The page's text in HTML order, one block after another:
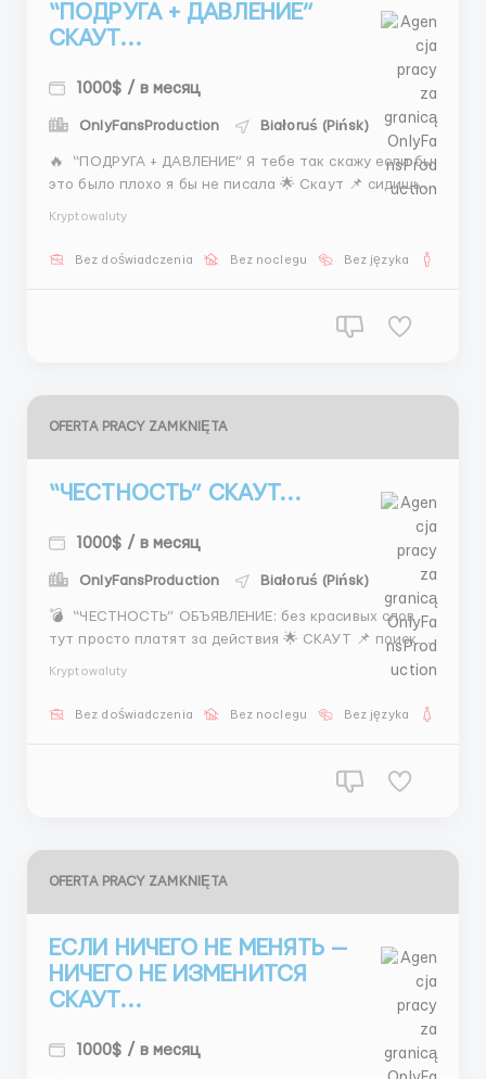
“ПОДРУГА + ДАВЛЕНИЕ”
СКАУТ...
1000$ / в месяц
OnlyFansProduction Białoruś (Pińsk)
🔥 “ПОДРУГА + ДАВЛЕНИЕ” Я тебе так скажу если бы
это было плохо я бы не писала 🌟 Скаут 📌 сидишь в
субботы 👉 тут реально делают деньги 📲
Kryptowaluty
Bez doświadczenia Bez noclegu Bez języka
OFERTA PRACY ZAMKNIĘTA
“ЧЕСТНОСТЬ” СКАУТ...
1000$ / в месяц
OnlyFansProduction Białoruś (Pińsk)
💣 “ЧЕСТНОСТЬ” ОБЪЯВЛЕНИЕ: без красивых слов
тут просто платят за действия 🌟 СКАУТ 📌 поиск
Kryptowaluty
Bez doświadczenia Bez noclegu Bez języka
OFERTA PRACY ZAMKNIĘTA
ЕСЛИ НИЧЕГО НЕ МЕНЯТЬ —
НИЧЕГО НЕ ИЗМЕНИТСЯ
СКАУТ...
1000$ / в месяц